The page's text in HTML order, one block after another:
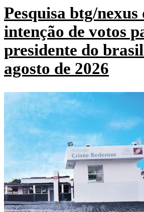
Pesquisa btg/nexus
intenção de votos
presidente do
agosto de 2026